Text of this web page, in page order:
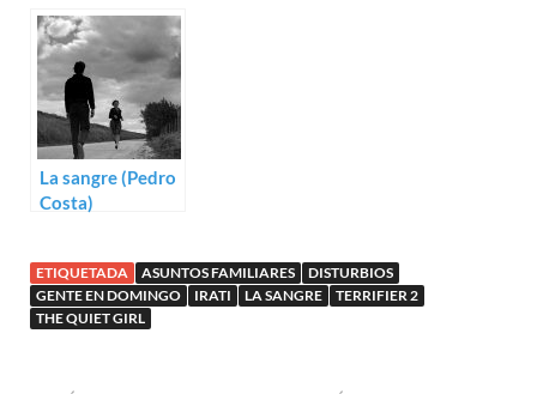
individuales de la
redacción
La sangre (Pedro
Costa)
ETIQUETADA ASUNTOS FAMILIARES
DISTURBIOS
GENTE EN DOMINGO
IRATI LA SANGRE
TERRIFIER 2
THE QUIET GIRL